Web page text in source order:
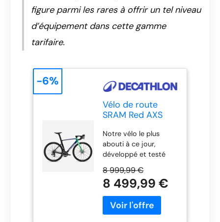
figure parmi les rares à offrir un tel niveau
d’équipement dans cette gamme
tarifaire.
Vélo de route
SRAM Red AXS
puissance, RCR
PRO DECATHLON
CMA CGM
Notre vélo le plus
abouti à ce jour,
développé et testé
aérodynamiciens, il est
un équilibre parfait
entre performance
pure et plaisir de
rouler.-Ce vélo a été
8 999,99 €
8 499,99 €
-6%